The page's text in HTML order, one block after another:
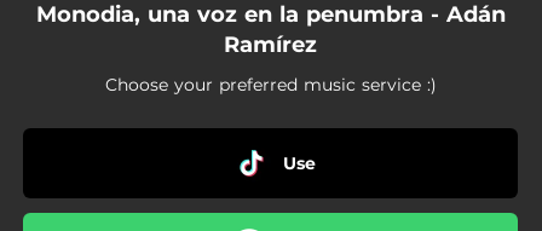
Monodia, una voz en la penumbra - Adán
Ramírez
Choose your preferred music service :)
Use